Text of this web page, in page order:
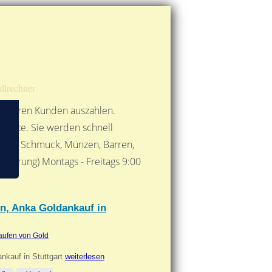
Kunden auszahlen.
Sie werden schnell
Schmuck, Münzen, Barren,
Montags - Freitags 9:00
Anka Goldankauf in
von Gold
in Stuttgart weiterlesen